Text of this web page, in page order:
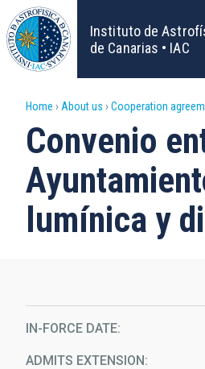
Skip
to
main
content
Instituto de
de Canarias • IAC
Breadcrumb
Home About us Cooperation
Convenio
lumínica y
IN-FORCE DATE
ADMITS EXTENSION